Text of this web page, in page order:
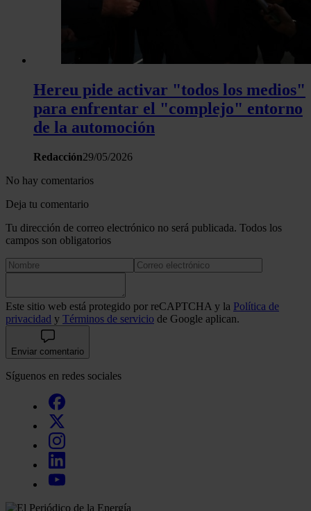
Hereu pide activar "todos los medios"
para enfrentar el "complejo" entorno
de la automoción
Redacción29/05/2026
No hay comentarios
Deja tu comentario
Tu dirección de correo electrónico no será publicada. Todos los
campos son obligatorios
Este sitio web está protegido por reCAPTCHA y la Política de
privacidad y Términos de servicio de Google aplican.
Enviar comentario
Síguenos en redes sociales